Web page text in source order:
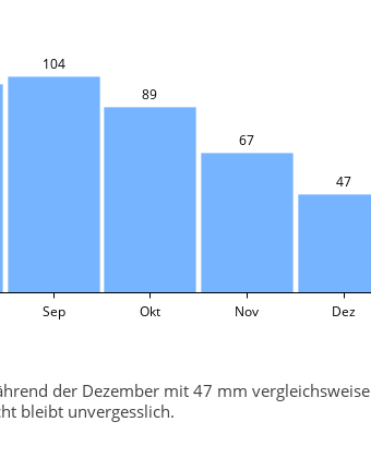
104
89
67
47
Sep Okt Nov Dez
der Dezember mit 47 mm vergleichsweise
bleibt unvergesslich.